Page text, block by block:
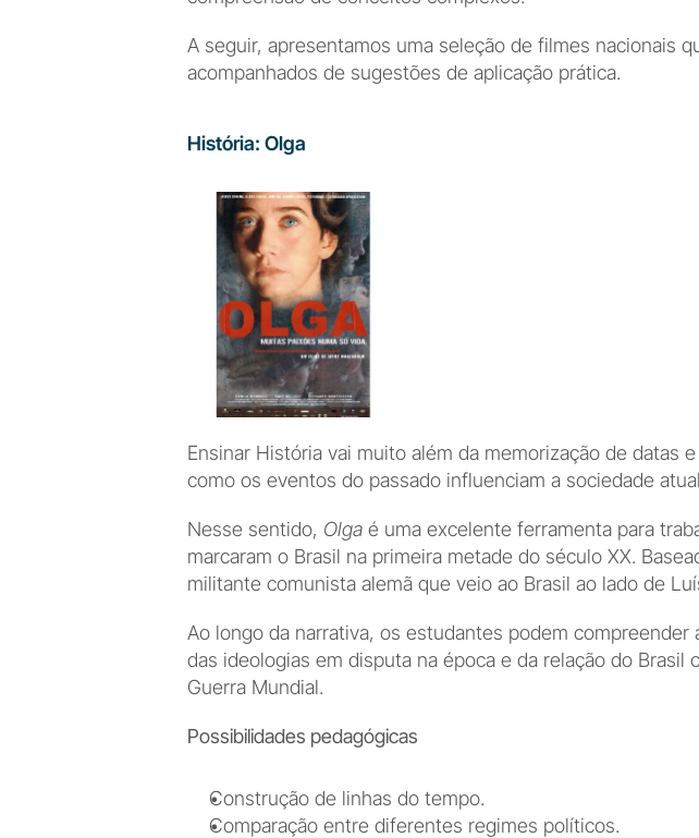
A seguir, apresentamos uma seleção de filmes nacionais
acompanhados de sugestões de aplicação prática.
História: Olga
Ensinar História vai muito além da memorização de datas
como os eventos do passado influenciam a sociedade
Nesse sentido, Olga é uma excelente ferramenta para
marcaram o Brasil na primeira metade do século XX.
militante comunista alemã que veio ao Brasil ao lado de
Ao longo da narrativa, os estudantes podem
das ideologias em disputa na época e da relação do
Guerra Mundial.
Possibilidades pedagógicas
Construção de linhas do tempo.
Comparação entre diferentes regimes políticos.